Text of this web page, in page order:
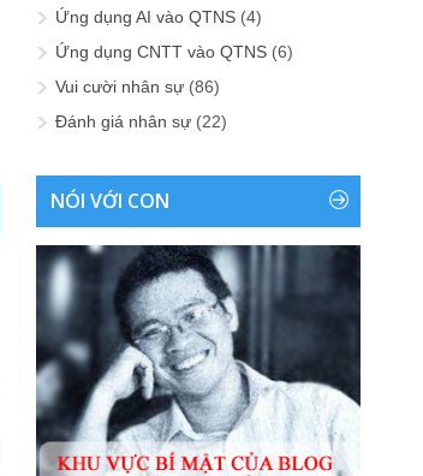
Ứng dụng AI vào QTNS (4)
Ứng dụng CNTT vào QTNS (6)
Vui cười nhân sự (86)
Đánh giá nhân sự (22)
NÓI VỚI CON